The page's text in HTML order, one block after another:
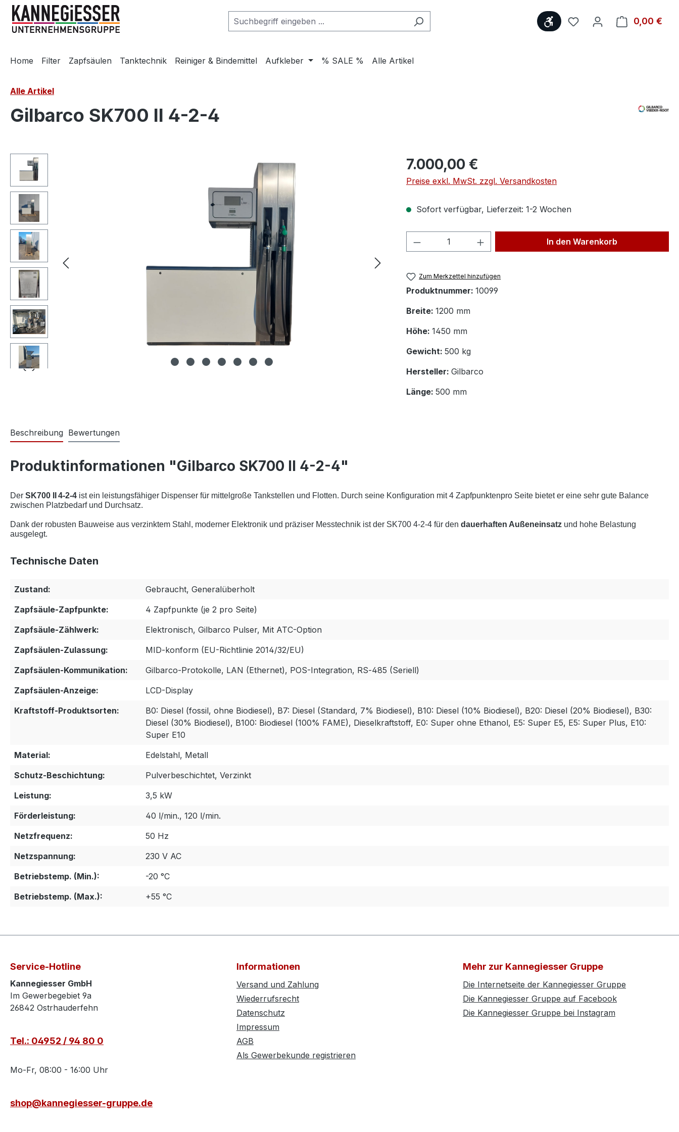
Hauptinhalt springen
Zur Suche springen
Zur Hauptnavigation springen
Werkzeugleiste anzeigen
0,00 €
Home Filter Zapfsäulen Tanktechnik Reiniger & Bindemittel Aufkleber % SALE % Alle Artikel
Alle Artikel
Gilbarco SK700 II 4-2-4
Bildergalerie überspringen Regulärer Preis:
7.000,00 €
Preise exkl. MwSt. zzgl. Versandkosten
Sofort verfügbar, Lieferzeit: 1-2 Wochen
Produkt Anzahl: Gib den gewünschten Wert
In den Warenkorb
Zum Merkzettel hinzufügen
Produktnummer: 10099
Breite: 1200 mm
Höhe: 1450 mm
Gewicht: 500 kg
Hersteller: Gilbarco
Länge: 500 mm
Beschreibung Bewertungen
Produktinformationen "Gilbarco SK700 II 4-2-4"
Der SK700 II 4‑2‑4 ist ein leistungsfähiger Dispenser für mittelgroße Tankstellen und Flotten. Durch seine Konfiguration mit4 Zapfpunktenpro Seite bietet er eine sehr gute Balance
zwischen Platzbedarf und Durchsatz.
Dank der robusten Bauweise aus verzinktem Stahl, moderner Elektronik und präziser Messtechnik ist der SK700 4-2-4 für den dauerhaften Außeneinsatz und hohe Belastung
ausgelegt.
Technische Daten
Zustand:
Gebraucht, Generalüberholt
Zapfsäule-Zapfpunkte:
4 Zapfpunkte (je 2 pro Seite)
Zapfsäule-Zählwerk:
Elektronisch, Gilbarco Pulser, Mit ATC-Option
Zapfsäulen-Zulassung:
MID-konform (EU-Richtlinie 2014/32/EU)
Zapfsäulen-Kommunikation:
Gilbarco-Protokolle, LAN (Ethernet), POS-Integration, RS‑485 (Seriell)
Zapfsäulen-Anzeige:
LCD-Display
Kraftstoff-Produktsorten:
B0: Diesel (fossil, ohne Biodiesel), B7: Diesel (Standard, 7% Biodiesel), B10: Diesel (10% Biodiesel), B20: Diesel (20% Biodiesel), B30:
Diesel (30% Biodiesel), B100: Biodiesel (100% FAME), Dieselkraftstoff, E0: Super ohne Ethanol, E5: Super E5, E5: Super Plus, E10:
Super E10
Material:
Edelstahl, Metall
Schutz-Beschichtung:
Pulverbeschichtet, Verzinkt
Leistung:
3,5 kW
Förderleistung:
40 l/min., 120 l/min.
Netzfrequenz:
50 Hz
Netzspannung:
230 V AC
Betriebstemp. (Min.):
-20 °C
Betriebstemp. (Max.):
+55 °C
Service-Hotline
Kannegiesser GmbH
Im Gewerbegebiet 9a
26842 Ostrhauderfehn
Tel.: 04952 / 94 80 0
Mo-Fr, 08:00 - 16:00 Uhr
shop@kannegiesser-gruppe.de
Informationen
Versand und Zahlung
Wiederrufsrecht
Datenschutz
Impressum
AGB
Als Gewerbekunde registrieren
Mehr zur Kannegiesser Gruppe
Die Internetseite der Kannegiesser Gruppe
Die Kannegiesser Gruppe auf Facebook
Die Kannegiesser Gruppe bei Instagram